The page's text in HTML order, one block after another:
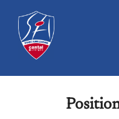
contenu